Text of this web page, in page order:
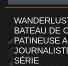
BATEAU DE
PATINEUSE
SÉRIE